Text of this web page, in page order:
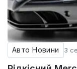
Авто Новини 3